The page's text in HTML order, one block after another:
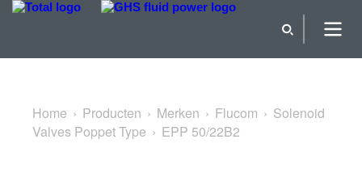
Terug naar Solenoid Valves Poppet Type
Home Producten Merken Flucom
Solenoid
Valves Poppet Type
EPP 50/22B2